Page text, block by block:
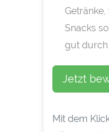
Snacks
gut durch
Jetzt
Mit dem